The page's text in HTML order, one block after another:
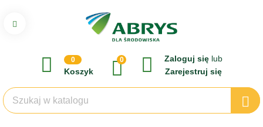
0
Koszyk
0 Zaloguj się lub
Zarejestruj się